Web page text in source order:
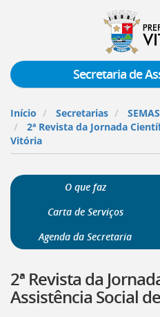
Prefeitura
Vitória
teclado:
para
a
página
de
acessibilidade
para
a
inicial
do
Portal
Secretaria de
Início Secretarias
SEMAS
2ª Revista da Jornada
Vitória
O que faz
Carta de Serviços
Agenda da Secretaria
2ª Revista da
Assistência Social